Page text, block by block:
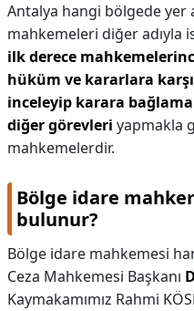
Antalya hangi bölgede yer
mahkemeleri diğer adıyla
ilk derece
hüküm ve kararlara
inceleyip karara
diğer görevleri yapmakla
mahkemelerdir.
Bölge idare
bulunur?
Bölge idare mahkemesi
Ceza Mahkemesi Başkanı
Kaymakamımız Rahmi